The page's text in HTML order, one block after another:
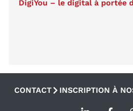
DigiYou – le digital à portée
CONTACT INSCRIPTION À